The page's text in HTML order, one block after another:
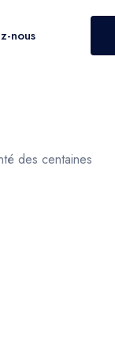
nous
des centaines